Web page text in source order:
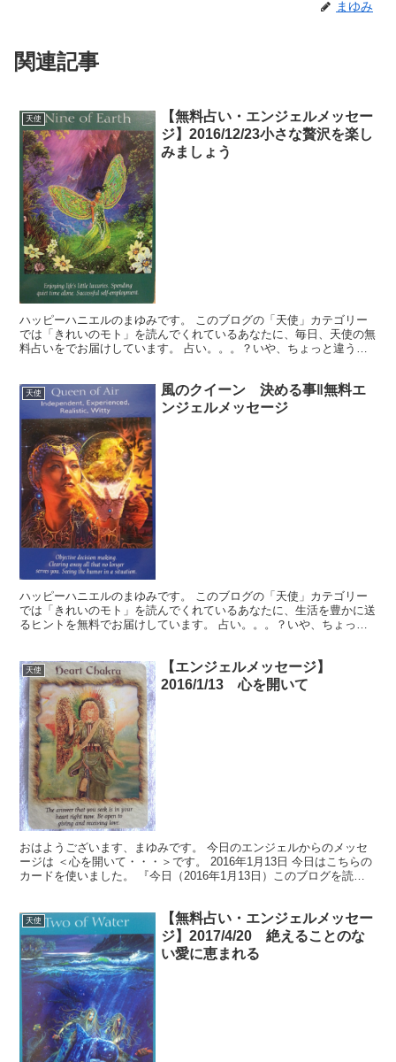
まゆみ
関連記事
天使
【無料占い・エンジェルメッセー
ジ】2016/12/23小さな贅沢を楽し
みましょう
ハッピーハニエルのまゆみです。 このブログの「天使」カテゴリー
では「きれいのモト」を読んでくれているあなたに、毎日、天使の無
料占いをでお届けしています。 占い。。。？いや、ちょっと違うか
天使
風のクイーン 決める事‖無料エ
ンジェルメッセージ
ハッピーハニエルのまゆみです。 このブログの「天使」カテゴリー
では「きれいのモト」を読んでくれているあなたに、生活を豊かに送
るヒントを無料でお届けしています。 占い。。。？いや、ちょっと
天使
【エンジェルメッセージ】
2016/1/13 心を開いて
おはようございます、まゆみです。 今日のエンジェルからのメッセ
ージは ＜心を開いて・・・＞です。 2016年1月13日 今日はこちらの
カードを使いました。 『今日（2016年1月13日）このブログを読ん
天使
【無料占い・エンジェルメッセー
ジ】2017/4/20 絶えることのな
い愛に恵まれる